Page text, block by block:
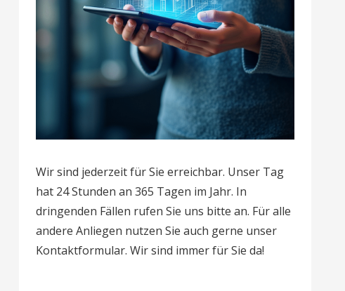
Wir sind jederzeit für Sie erreichbar. Unser Tag
hat 24 Stunden an 365 Tagen im Jahr. In
dringenden Fällen rufen Sie uns bitte an. Für alle
andere Anliegen nutzen Sie auch gerne unser
Kontaktformular. Wir sind immer für Sie da!